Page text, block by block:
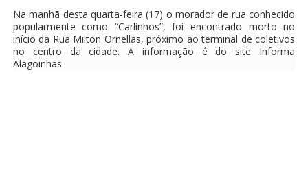
Na manhã desta quarta-feira (17) o morador de rua conhecido
popularmente como “Carlinhos”, foi encontrado morto no
início da Rua Milton Ornellas, próximo ao terminal de coletivos
no centro da cidade. A informação é do site Informa
Alagoinhas.